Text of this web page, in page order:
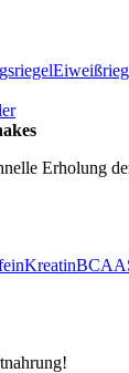
Erholung
KreatinBCAA